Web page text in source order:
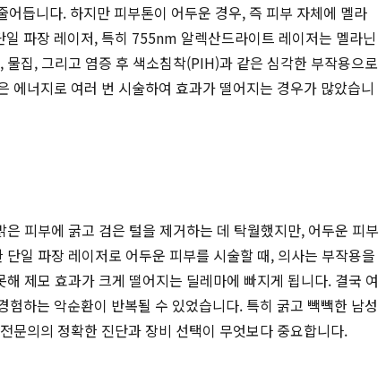
듭니다. 하지만 피부톤이 어두운 경우, 즉 피부 자체에 멜라
파장 레이저, 특히 755nm 알렉산드라이트 레이저는 멜라닌
집, 그리고 염증 후 색소침착(PIH)과 같은 심각한 부작용으로
에너지로 여러 번 시술하여 효과가 떨어지는 경우가 많았습니
피부에 굵고 검은 털을 제거하는 데 탁월했지만, 어두운 피부
일 파장 레이저로 어두운 피부를 시술할 때, 의사는 부작용을
제모 효과가 크게 떨어지는 딜레마에 빠지게 됩니다. 결국 여
하는 악순환이 반복될 수 있었습니다. 특히 굵고 빽빽한 남성
문의의 정확한 진단과 장비 선택이 무엇보다 중요합니다.